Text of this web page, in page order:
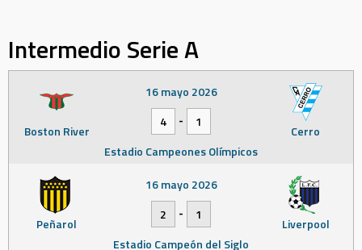
Intermedio Serie A
Boston River Cerro
16 mayo 2026
4
-
1
Estadio Campeones Olímpicos
Peñarol Liverpool
16 mayo 2026
2
-
1
Estadio Campeón del Siglo